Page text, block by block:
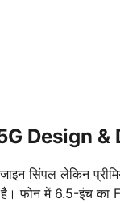
Design &
सिंपल लेकिन
फोन में 6.5-इंच का